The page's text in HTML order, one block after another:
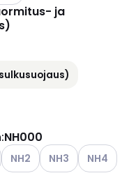
ja
:NH000
Katso käytettävissä
NH2 Katso
NH3 Katso
NH4